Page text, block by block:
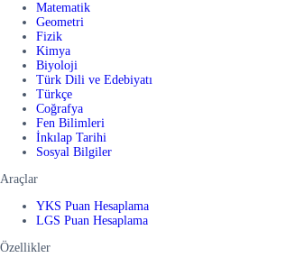
Matematik
Geometri
Fizik
Kimya
Biyoloji
Türk Dili ve Edebiyatı
Türkçe
Coğrafya
Fen Bilimleri
İnkılap Tarihi
Sosyal Bilgiler
Araçlar
YKS Puan Hesaplama
LGS Puan Hesaplama
Özellikler